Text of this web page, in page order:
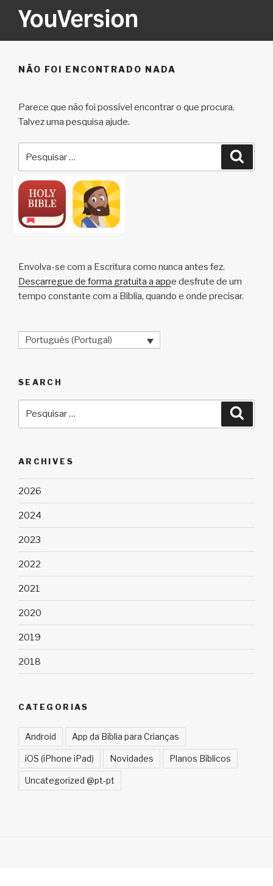
YOUVERSION
NÃO FOI ENCONTRADO NADA
Parece que não foi possível encontrar o que procura.
Talvez uma pesquisa ajude.
Envolva-se com a Escritura como nunca antes fez.
Descarregue de forma gratuita a appe desfrute de um
tempo constante com a Bíblia, quando e onde precisar.
Português (Portugal)
SEARCH
ARCHIVES
2026
2024
2023
2022
2021
2020
2019
2018
CATEGORIAS
Android App da Bíblia para Crianças
iOS (iPhone iPad) Novidades Planos Bíblicos
Uncategorized @pt-pt